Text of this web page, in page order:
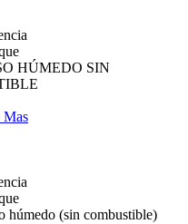
HÚMEDO SIN
Mas
húmedo (sin combustible)